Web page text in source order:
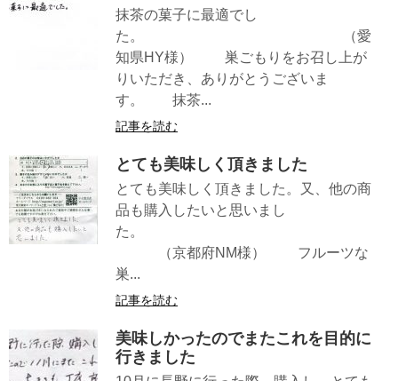
抹茶の菓子に最適でし
た。 （愛
知県HY様） 巣ごもりをお召し上が
りいただき、ありがとうございま
す。 抹茶...
記事を読む
とても美味しく頂きました
とても美味しく頂きました。又、他の商
品も購入したいと思いまし
た。
（京都府NM様） フルーツな
巣...
記事を読む
美味しかったのでまたこれを目的に
行きました